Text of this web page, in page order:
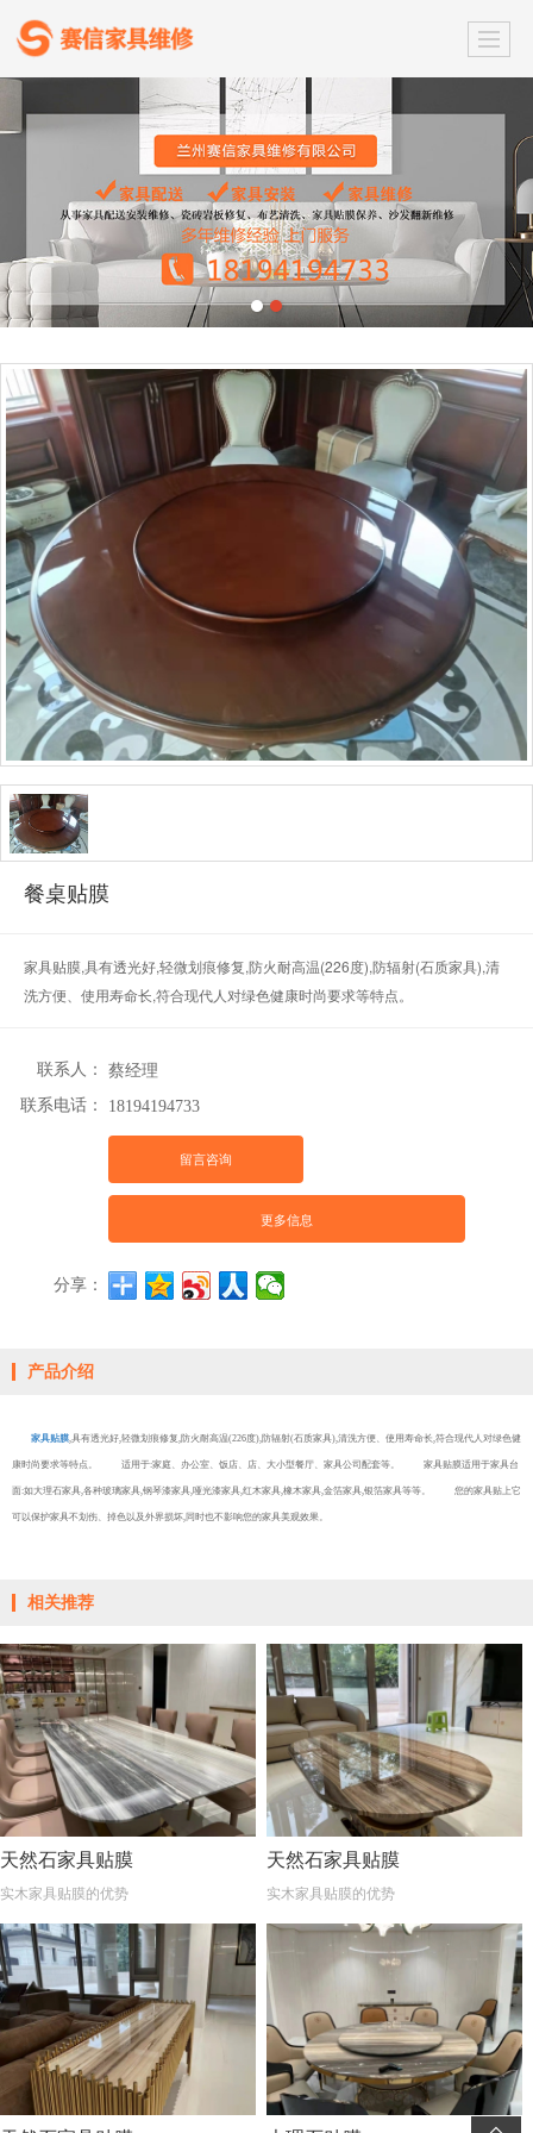
餐桌贴膜
家具贴膜,具有透光好,轻微划痕修复,防火耐高温(226度),防辐射(石质家具),清
洗方便、使用寿命长,符合现代人对绿色健康时尚要求等特点。
联系人： 蔡经理
联系电话： 18194194733
留言咨询
更多信息
分享：
产品介绍
家具贴膜,具有透光好,轻微划痕修复,防火耐高温(226度),防辐射(石质家具),清洗方便、使用寿命长,符合现代人对绿色健
康时尚要求等特点。 适用于:家庭、办公室、饭店、店、大小型餐厅、家具公司配套等。 家具贴膜适用于家具台
面:如大理石家具,各种玻璃家具,钢琴漆家具,哑光漆家具,红木家具,橡木家具,金箔家具,银箔家具等等。 您的家具贴上它
可以保护家具不划伤、掉色以及外界损坏,同时也不影响您的家具美观效果。
相关推荐
天然石家具贴膜
实木家具贴膜的优势
天然石家具贴膜
实木家具贴膜的优势